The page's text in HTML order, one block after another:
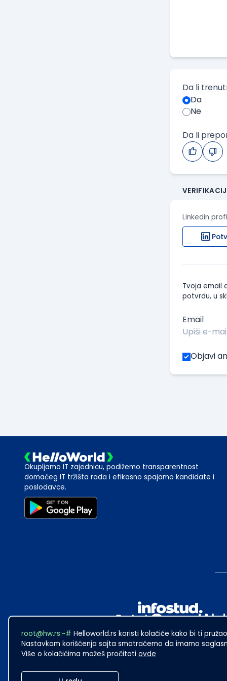
Da li
Da
Ne
Da li
Linkedin
Tvoja email
potvrdu, u
Email
Objavi
root@hw.rs:~# Helloworld.rs koristi kolačiće kako bi ti
Nastavkom korišćenja sajta smatraćemo da imamo
Više o kolačićima možeš pročitati ovde
Okupljamo IT zajednicu, podižemo transparentnost
domaćeg IT tržišta rada i efikasno spajamo kandidate i
poslodavce.